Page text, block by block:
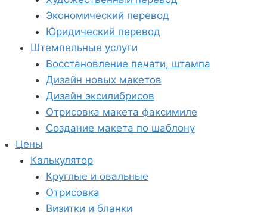
Экономический перевод
Юридический перевод
Штемпельные услуги
Восстановление печати, штампа
Дизайн новых макетов
Дизайн эксилибрисов
Отрисовка макета факсимиле
Создание макета по шаблону
Цены
Калькулятор
Круглые и овальные
Отрисовка
Визитки и бланки